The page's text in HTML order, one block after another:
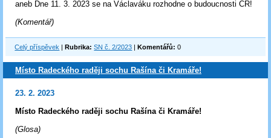
aneb Dne 11. 3. 2023 se na Václaváku rozhodne o budoucnosti ČR!
(Komentář)
Celý příspěvek |Rubrika: SN č. 2/2023 |Komentářů: 0
Místo Radeckého raději sochu Rašína či Kramáře!
23. 2. 2023
Místo Radeckého raději sochu Rašína či Kramáře!
(Glosa)